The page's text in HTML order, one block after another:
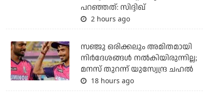
പറഞ്ഞത്: സിദ്ദിഖ്
2 hours ago
സഞ്ജു ഒരിക്കലും അമിതമായി
നിര്‍ദേശങ്ങള്‍ നല്‍കിയിരുന്നില്ല;
മനസ് തുറന്ന് യുസ്വേന്ദ്ര ചഹല്‍
18 hours ago